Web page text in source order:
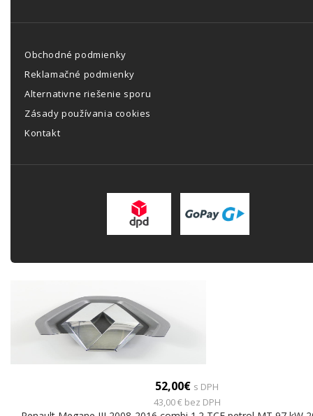
Obchodné podmienky
Reklamačné podmienky
Alternativne riešenie sporu
Zásady používania cookies
Kontakt
52,00€ s DPH
43,00 € bez DPH